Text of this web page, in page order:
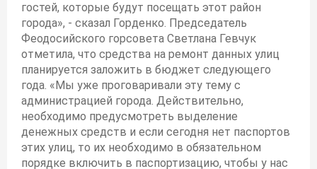
гостей, которые будут посещать этот район
города», - сказал Горденко. Председатель
Феодосийского горсовета Светлана Гевчук
отметила, что средства на ремонт данных улиц
планируется заложить в бюджет следующего
года. «Мы уже проговаривали эту тему с
администрацией города. Действительно,
необходимо предусмотреть выделение
денежных средств и если сегодня нет паспортов
этих улиц, то их необходимо в обязательном
порядке включить в паспортизацию, чтобы у нас